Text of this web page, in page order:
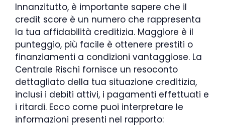
Innanzitutto, è importante sapere che il
credit score è un numero che rappresenta
la tua affidabilità creditizia. Maggiore è il
punteggio, più facile è ottenere prestiti o
finanziamenti a condizioni vantaggiose. La
Centrale Rischi fornisce un resoconto
dettagliato della tua situazione creditizia,
inclusi i debiti attivi, i pagamenti effettuati e
i ritardi. Ecco come puoi interpretare le
informazioni presenti nel rapporto: